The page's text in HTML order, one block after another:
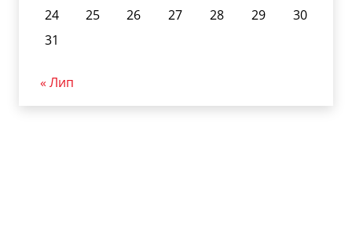
24
25 26 27 28 29
30
31
« Лип